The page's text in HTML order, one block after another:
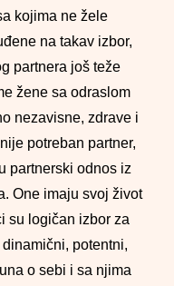
kojima ne žele
na takav izbor,
partnera još teže
žene sa odraslom
nezavisne, zdrave i
potreban partner,
partnerski odnos iz
One imaju svoj život
su logičan izbor za
potentni,
o sebi i sa njima